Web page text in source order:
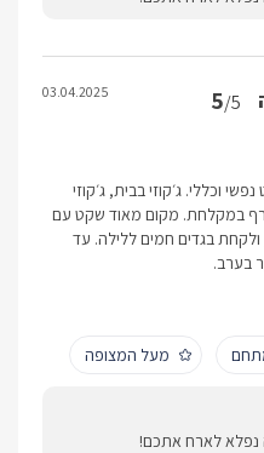
5/5
03.04.2025
וכללי. ג׳קוזי בבית, ג׳קוזי
במקלחת. מקום מאוד שקט עם
ולקחת בגדים חמים ללילה. עד
בערב.
מעל המצופה
נפלא לארח אתכם!